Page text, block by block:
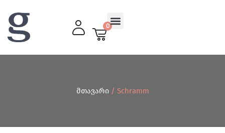
0
მთავარი/ Schramm